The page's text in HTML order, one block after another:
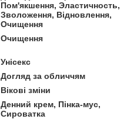
Пом'якшення, Эластичность,
Зволоження, Відновлення,
Очищення
Очищення
Унісекс
Догляд за обличчям
Вікові зміни
Денний крем, Пінка-мус,
Сироватка